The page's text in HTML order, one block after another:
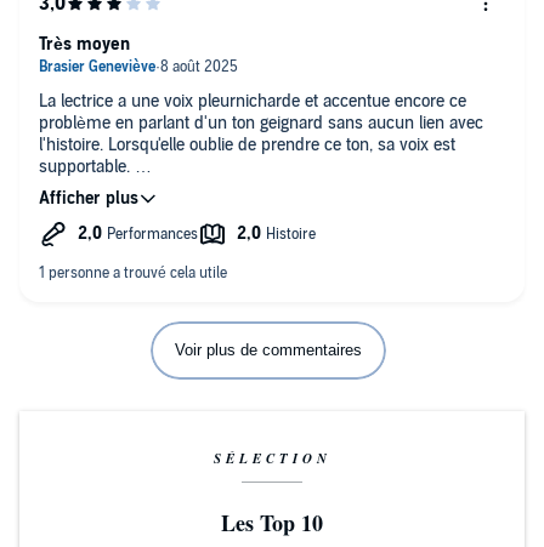
La lectrice a une voix pleurnicharde et accentue encore ce
problème en parlant d'un ton geignard sans aucun lien avec
l'histoire. Lorsqu'elle oublie de prendre ce ton, sa voix est
supportable.
L'histoire est très alambiquée et limite du cohérent. Donc bof,
bof, bof ....
Très moyen
Voir plus de commentaires
SÉLECTION
Les Top 10